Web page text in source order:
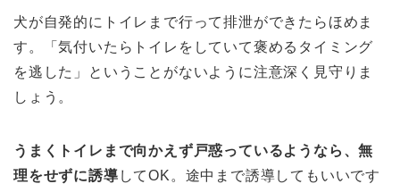
犬が自発的にトイレまで行って排泄ができたらほめま
す。「気付いたらトイレをしていて褒めるタイミング
を逃した」ということがないように注意深く見守りま
しょう。
うまくトイレまで向かえず戸惑っているようなら、無
理をせずに誘導 してOK。途中まで誘導してもいいです